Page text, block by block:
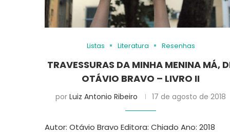
Listas Literatura Resenhas
TRAVESSURAS DA MINHA MENINA MÁ,
OTÁVIO BRAVO – LIVRO II
porLuiz Antonio Ribeiro 17 de agosto de 2018
Autor: Otávio Bravo Editora: Chiado Ano: 2018